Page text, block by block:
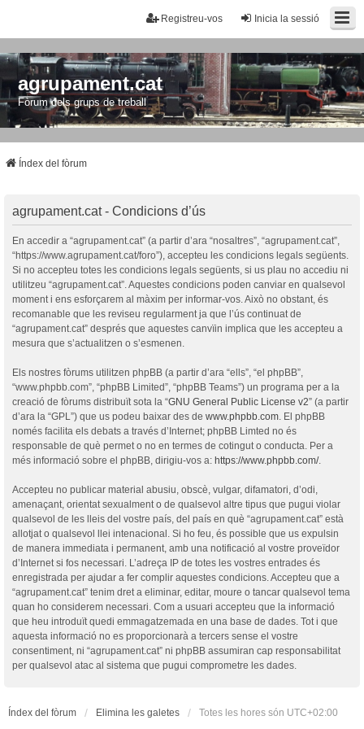
Inicia la sessió
Registreu-vos
agrupament.cat
Fòrum dels grups de treball
Índex del fòrum
agrupament.cat - Condicions d’ús
En accedir a “agrupament.cat” (a partir d’ara “nosaltres”, “agrupament.cat”,
“https://www.agrupament.cat/foro”), accepteu les condicions legals següents.
Si no accepteu totes les condicions legals següents, si us plau no accediu ni
utilitzeu “agrupament.cat”. Aquestes condicions poden canviar en qualsevol
moment i ens esforçarem al màxim per informar-vos. Això no obstant, és
recomanable que les reviseu regularment ja que l’ús continuat de
“agrupament.cat” després que aquestes canvïin implica que les accepteu a
mesura que s’actualitzen o s’esmenen.
Els nostres fòrums utilitzen phpBB (a partir d’ara “ells”, “el phpBB”,
“www.phpbb.com”, “phpBB Limited”, “phpBB Teams”) un programa per a la
creació de fòrums distribuït sota la “GNU General Public License v2” (a partir
d’ara la “GPL”) que us podeu baixar des de www.phpbb.com . El phpBB
només facilita els debats a través d’Internet; phpBB Limted no és
responsable de què permet o no en termes de cotingut o conducta. Per a
més informació sobre el phpBB, dirigiu-vos a: https://www.phpbb.com/.
Accepteu no publicar material abusiu, obscè, vulgar, difamatori, d’odi,
amenaçant, orientat sexualment o de qualsevol altre tipus que pugui violar
qualsevol de les lleis del vostre país, del país en què “agrupament.cat” està
allotjat o qualsevol llei intenacional. Si ho feu, és possible que us expulsin
de manera immediata i permanent, amb una notificació al vostre proveïdor
d’Internet si fos necessari. L’adreça IP de totes les vostres entrades és
enregistrada per ajudar a fer complir aquestes condicions. Accepteu que a
“agrupament.cat” tenim dret a eliminar, editar, moure o tancar qualsevol tema
quan ho considerem necessari. Com a usuari accepteu que la informació
que heu introduït quedi emmagatzemada en una base de dades. Tot i que
aquesta informació no es proporcionarà a tercers sense el vostre
consentiment, ni “agrupament.cat” ni phpBB assumiran cap responsabilitat
per qualsevol atac al sistema que pugui comprometre les dades.
Índex del fòrum Elimina les galetes Totes les hores són UTC+02:00